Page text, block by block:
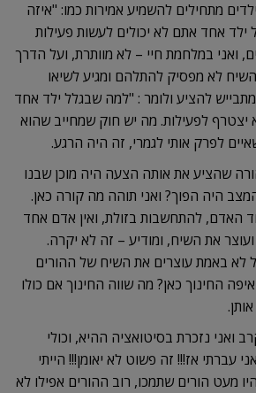
מתחילים להשמיע אמירות כמו: "איזה
ילד אחד אתם לא יכולים לעשות פעילות
ואני במלחמת חיי – לא מוותרת, ועל הדרך
לא מפסיק להתלהם ומגיע לשיאו
להציע ולומר : "למה שבגלל ילד אחד
יצטרף לפעילות. מה יש חוק שמחייב שהוא
לפרק אותי לגמרי, זה היה הרגע.
שהציע את אותה הצעה היה מוכן שבנו
היה הפוך? ואני תוהה מה קורה כאן.
האדם, להתחשבות בזולת, ואין אדם אחד
את השיח, ומודיע – זה לא יקרה.
לא באמת עוצרים את השיח של ההורים
החינוך כאן? מה שווה החינוך אם כולו
ואני נזכרת בסיטואציה ההיא, וכולי
עברתי אז!!! זה פשוט לא יאומן!!! הייתי
מעט הורים שתמכו, רוב ההורים אפילו לא